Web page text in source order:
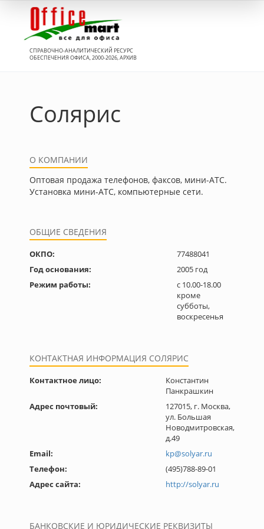
СПРАВОЧНО-АНАЛИТИЧЕСКИЙ РЕСУРС
ОБЕСПЕЧЕНИЯ ОФИСА, 2000-2026, АРХИВ
Солярис
О КОМПАНИИ
Оптовая продажа телефонов, факсов, мини-АТС.
Установка мини-АТС, компьютерные сети.
ОБЩИЕ СВЕДЕНИЯ
ОКПО:
77488041
Год основания:
2005 год
Режим работы:
с 10.00-18.00
кроме
субботы,
воскресенья
КОНТАКТНАЯ ИНФОРМАЦИЯ СОЛЯРИС
Контактное лицо:
Константин
Панкрашкин
Адрес почтовый:
127015, г. Москва,
ул. Большая
Новодмитровская,
д.49
Email:
kp@solyar.ru
Телефон:
(495)788-89-01
Адрес сайта:
http://solyar.ru
БАНКОВСКИЕ И ЮРИДИЧЕСКИЕ РЕКВИЗИТЫ